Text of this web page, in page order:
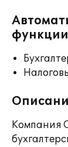
Компания